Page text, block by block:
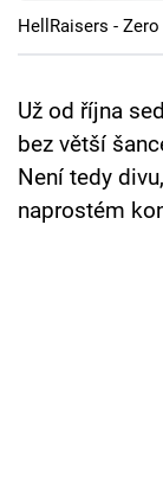
Cool Esport
TV Program
Sledujte
HellRaisers - Zero
Už od října
bez větší
Není tedy
naprostém